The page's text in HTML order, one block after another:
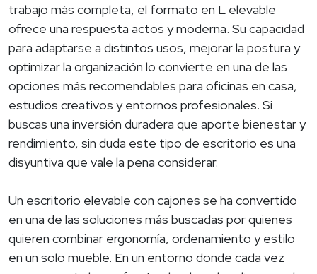
trabajo más completa, el formato en L elevable
ofrece una respuesta actos y moderna. Su capacidad
para adaptarse a distintos usos, mejorar la postura y
optimizar la organización lo convierte en una de las
opciones más recomendables para oficinas en casa,
estudios creativos y entornos profesionales. Si
buscas una inversión duradera que aporte bienestar y
rendimiento, sin duda este tipo de escritorio es una
disyuntiva que vale la pena considerar.
Un escritorio elevable con cajones se ha convertido
en una de las soluciones más buscadas por quienes
quieren combinar ergonomía, ordenamiento y estilo
en un solo mueble. En un entorno donde cada vez